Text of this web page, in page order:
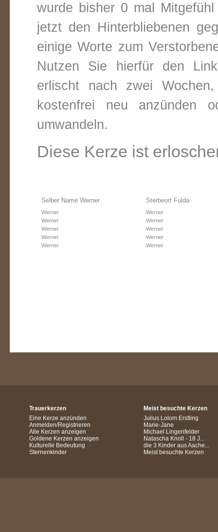
wurde bisher 0 mal
jetzt den Hinterbliebenen
einige Worte zum
Nutzen Sie hierfür den
erlischt nach zwei
kostenfrei neu anzünden
umwandeln.
Diese Kerze ist
Selber Name Werner
Werner
Werner
Werner
Werner
Werner
Sterbeort Fulda
Werner
Werner
Werner
Werner
Werner
Trauerkerzen
Eine Kerze anzünden
Anmelden/Registrieren
Alle Kerzen anzeigen
Goldene Kerzen anzeigen
Kulturelle Bedeutung
Sternenkinder
Meist besuchte Kerzen
Julius Lolom Erstling
Marie-Jane
Michael Lingenfelder
Natascha Knoll - 18 J...
die 3 Kinder aus Aache...
Meist besuchte Kerzen